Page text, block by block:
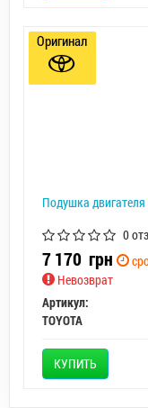
Подушка двигателя
0
7 170 грн
Невозврат
Артикул:
TOYOTA
КУПИТЬ
Оригинал